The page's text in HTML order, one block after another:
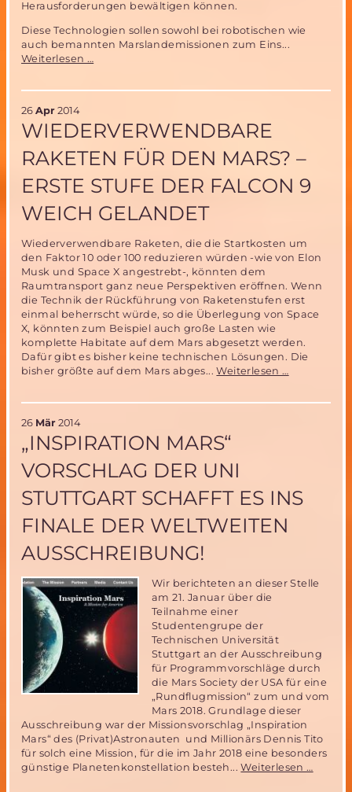
Herausforderungen bewältigen können.
Diese Technologien sollen sowohl bei robotischen wie
auch bemannten Marslandemissionen zum Eins...
Weiterlesen …
Density
Decelerator
vor
26 Apr 2014
WIEDERVERWENDBARE
RAKETEN FÜR DEN MARS? –
ERSTE STUFE DER FALCON 9
WEICH GELANDET
Wiederverwendbare Raketen, die die Startkosten um
den Faktor 10 oder 100 reduzieren würden -wie von Elon
Musk und Space X angestrebt-, könnten dem
Raumtransport ganz neue Perspektiven eröffnen. Wenn
die Technik der Rückführung von Raketenstufen erst
einmal beherrscht würde, so die Überlegung von Space
X, könnten zum Beispiel auch große Lasten wie
komplette Habitate auf dem Mars abgesetzt werden.
Dafür gibt es bisher keine technischen Lösungen. Die
bisher größte auf dem Mars abges...Weiterlesen …
Falcon
26 Mär 2014
„INSPIRATION MARS“
VORSCHLAG DER UNI
STUTTGART SCHAFFT ES INS
FINALE DER WELTWEITEN
AUSSCHREIBUNG!
Wir berichteten an dieser Stelle
am 21. Januar über die
Teilnahme einer
Studentengrupe der
Technischen Universität
Stuttgart an der Ausschreibung
für Programmvorschläge durch
die Mars Society der USA für eine
„Rundflugmission“ zum und vom
Mars 2018. Grundlage dieser
Ausschreibung war der Missionsvorschlag „Inspiration
Mars“ des (Privat)Astronauten und Millionärs Dennis Tito
für solch eine Mission, für die im Jahr 2018 eine besonders
günstige Planetenkonstellation besteh...Weiterlesen …